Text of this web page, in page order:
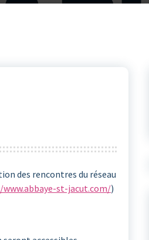
des rencontres du réseau
st-jacut.com/)